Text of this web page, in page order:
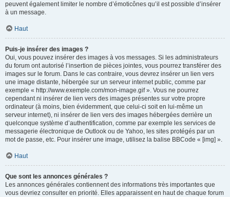
peuvent également limiter le nombre d’émoticônes qu’il est possible d’insérer
à un message.
Haut
Puis-je insérer des images ?
Oui, vous pouvez insérer des images à vos messages. Si les administrateurs
du forum ont autorisé l’insertion de pièces jointes, vous pourrez transférer des
images sur le forum. Dans le cas contraire, vous devrez insérer un lien vers
une image distante, hébergée sur un serveur internet public, comme par
exemple « http://www.exemple.com/mon-image.gif ». Vous ne pourrez
cependant ni insérer de lien vers des images présentes sur votre propre
ordinateur (à moins, bien évidemment, que celui-ci soit en lui-même un
serveur internet), ni insérer de lien vers des images hébergées derrière un
quelconque système d’authentification, comme par exemple les services de
messagerie électronique de Outlook ou de Yahoo, les sites protégés par un
mot de passe, etc. Pour insérer une image, utilisez la balise BBCode « [img] ».
Haut
Que sont les annonces générales ?
Les annonces générales contiennent des informations très importantes que
vous devriez consulter en priorité. Elles apparaissent en haut de chaque forum